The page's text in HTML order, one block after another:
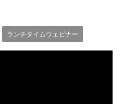
ランチタイムウェビナー